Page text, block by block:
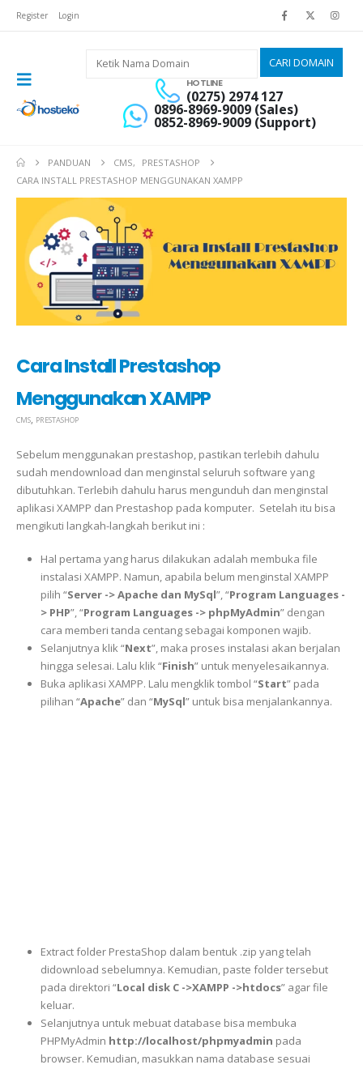
Register Login
HOTLINE
(0275) 2974 127
0896-8969-9009 (Sales)
0852-8969-9009 (Support)
PANDUAN CMS,
PRESTASHOP
CARA INSTALL PRESTASHOP MENGGUNAKAN XAMPP
Cara Install Prestashop
Menggunakan XAMPP
CMS PRESTASHOP
Sebelum menggunakan prestashop, pastikan terlebih dahulu
sudah mendownload dan menginstal seluruh software yang
dibutuhkan. Terlebih dahulu harus mengunduh dan menginstal
aplikasi XAMPP dan Prestashop pada komputer. Setelah itu bisa
mengikuti langkah-langkah berikut ini :
Hal pertama yang harus dilakukan adalah membuka file
instalasi XAMPP. Namun, apabila belum menginstal XAMPP
pilih “Server -> Apache dan MySql”, “Program Languages -
> PHP”, “Program Languages -> phpMyAdmin” dengan
cara memberi tanda centang sebagai komponen wajib.
Selanjutnya klik “Next”, maka proses instalasi akan berjalan
hingga selesai. Lalu klik “Finish” untuk menyelesaikannya.
Buka aplikasi XAMPP. Lalu mengklik tombol “Start” pada
pilihan “Apache” dan “MySql” untuk bisa menjalankannya.
Extract folder PrestaShop dalam bentuk .zip yang telah
didownload sebelumnya. Kemudian, paste folder tersebut
pada direktori “Local disk C ->XAMPP ->htdocs” agar file
keluar.
Selanjutnya untuk mebuat database bisa membuka
PHPMyAdmin http://localhost/phpmyadmin pada
browser. Kemudian, masukkan nama database sesuai